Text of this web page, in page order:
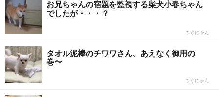
お兄ちゃんの宿題を監視する柴犬小春ちゃん
でしたが・・・？
つぐにゃん
タオル泥棒のチワワさん、あえなく御用の
巻〜
つぐにゃん